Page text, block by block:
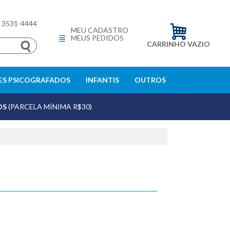
3531-4444
MEU CADASTRO
MEUS PEDIDOS
CARRINHO VAZIO
PSICOGRAFADOS INFANTIS OUTROS
(PARCELA MÍNIMA R$30)